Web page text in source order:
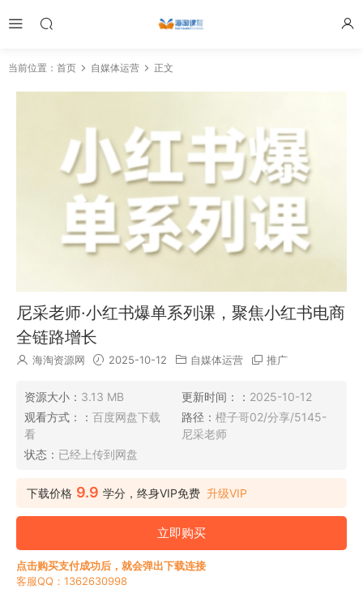
当前位置： 首页 自媒体运营 正文
尼采老师·小红书爆单系列课，聚焦小红书电商
全链路增长
海淘资源网 2025-10-12 自媒体运营 推广
资源大小： 3.13 MB 更新时间：： 2025-10-12
观看方式：： 百度网盘下载
看
路径： 橙子哥02/分享/5145-
尼采老师
状态： 已经上传到网盘
下载价格 9.9 学分，终身VIP免费 升级VIP
立即购买
点击购买支付成功后，就会弹出下载连接
客服QQ：1362630998